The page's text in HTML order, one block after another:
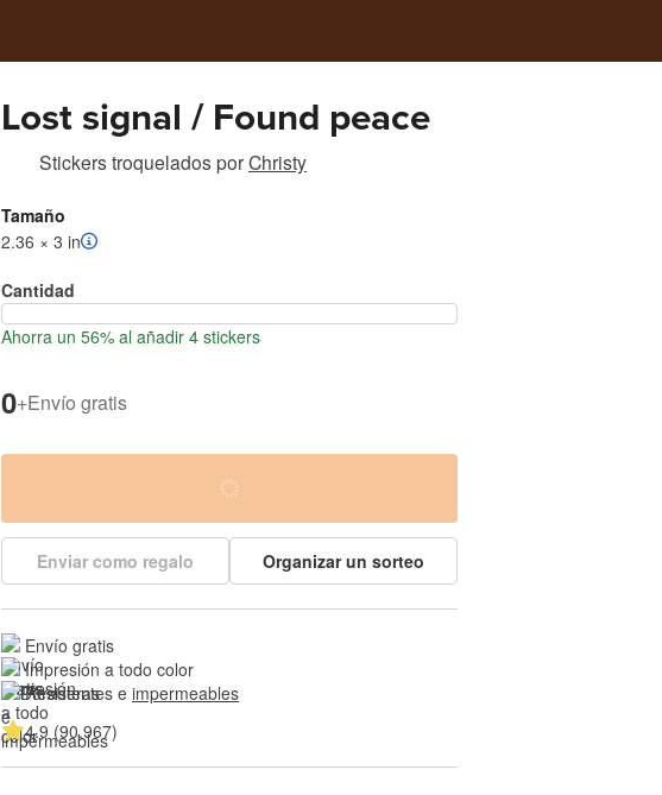
Lost signal / Found peace
Stickers troqueladosporChristy
Tamaño
2.36 × 3 in
Cantidad
Ahorra un 56% al añadir 4 stickers
0+Envío gratis
Enviar como regalo Organizar un sorteo
Envío gratis
Impresión a todo color
Resistentes e impermeables
4.9 (90,967)